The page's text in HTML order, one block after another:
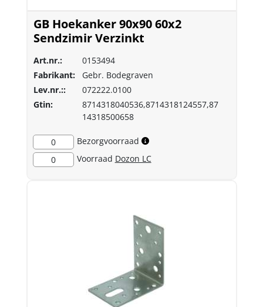
GB Hoekanker 90x90 60x2
Sendzimir Verzinkt
Art.nr.:
0153494
Fabrikant:
Gebr. Bodegraven
Lev.nr.::
072222.0100
Gtin:
8714318040536,8714318124557,87
14318500658
0
Bezorgvoorraad
0
Voorraad Dozon LC